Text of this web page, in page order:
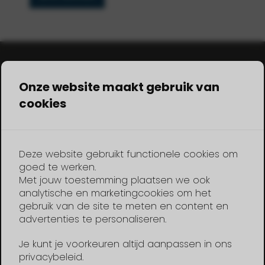
Eigenschaften
werden.
Die Batterien befinden sich unter dem
Boden im Skeg, für mehr Platz an Bord
Die 360Ah Antriebsbatterien bieten einen
großen Aktionsradius
Leicht zu manövrieren dank des lenkbaren
POD-Motors
Onze website maakt gebruik van
cookies
Deze website gebruikt functionele cookies om
goed te werken.
Met jouw toestemming plaatsen we ook
analytische en marketingcookies om het
gebruik van de site te meten en content en
advertenties te personaliseren.
Je kunt je voorkeuren altijd aanpassen in ons
privacybeleid.